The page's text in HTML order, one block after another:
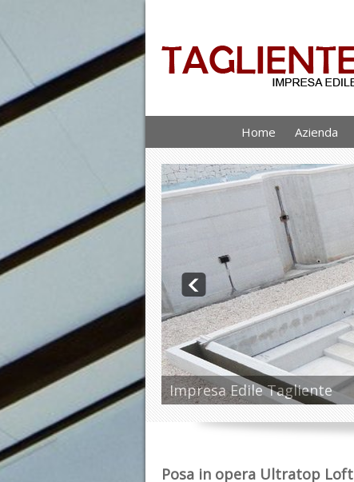
Home Azienda
Impresa Edile Tagliente
Posa in opera Ultratop Loft